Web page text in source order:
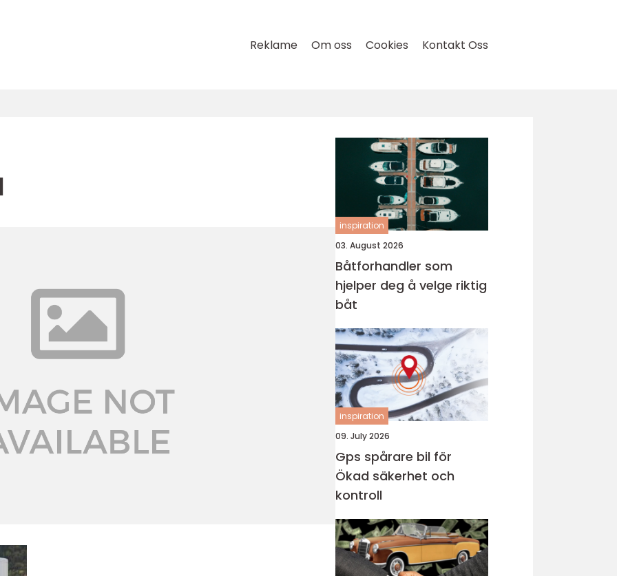
Reklame Om oss Cookies Kontakt Oss
inspiration
03. August 2026
Båtforhandler som
hjelper deg å velge riktig
båt
inspiration
09. July 2026
Gps spårare bil för
Ökad säkerhet och
kontroll